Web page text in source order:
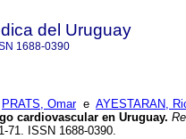
del Uruguay
1688-0390
PRATS, Omare AYESTARAN,
cardiovascular en Uruguay.
71. ISSN 1688-0390.